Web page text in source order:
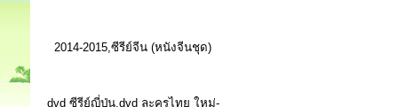
2014-2015,ซีรีย์จีน (หนังจีนชุด)
dvd ซีรีย์ญี่ปุ่น,dvd ละครไทย ใหม่-